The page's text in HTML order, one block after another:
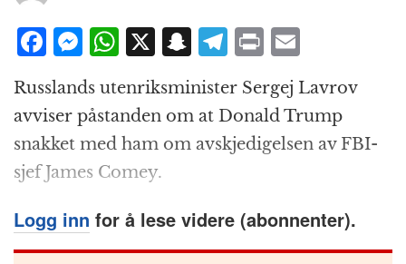
F
a
c
e
b
o
o
k
M
e
ss
e
n
g
e
r
W
at
s
A
p
p
X S
n
a
p
c
at
T
e
g
r
m
P
n
t
ai
l
Russlands utenriksminister Sergej Lavrov
avviser påstanden om at Donald Trump
snakket med ham om avskjedigelsen av FBI-
sjef James Comey.
Logg inn for å lese videre (abonnenter).